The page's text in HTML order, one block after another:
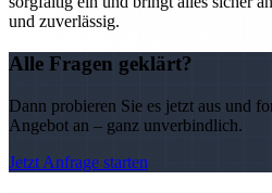
und zuverlässig.
Alle Fragen geklärt?
Dann probieren Sie es jetzt aus und
Angebot an – ganz unverbindlich.
Jetzt Anfrage starten